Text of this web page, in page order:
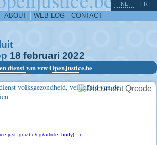
ABOUT WEB LOG CONTACT
NL FR
18 februari 2022
dienst van vzw OpenJustice.be
volksgezondheid, veiligheid van de
cgi/article_body(...)
^